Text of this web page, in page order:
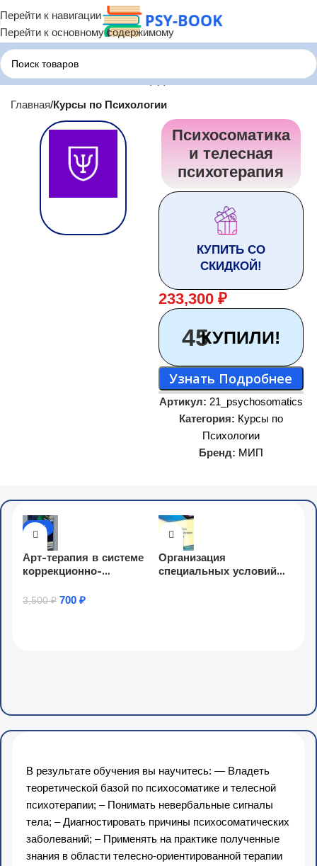
Перейти к навигации
Перейти к основному содержимому
Главная Курсы по Психологии
Психосоматика
и телесная
психотерапия
КУПИТЬ СО
СКИДКОЙ!
233,300 ₽
45КУПИЛИ!
Узнать Подробнее
Артикул: 21_psychosomatics
Категория: Курсы по
Психологии
Бренд: МИП
-80%
Арт-терапия в системе
коррекционно-
педагога-психолога (72
3,500₽ 700 ₽
Организация
специальных условий
группы риска (72 ч.)
В результате обучения вы научитесь: — Владеть
теоретической базой по психосоматике и телесной
психотерапии; – Понимать невербальные сигналы
тела; – Диагностировать причины психосоматических
заболеваний; – Применять на практике полученные
знания в области телесно-ориентированной терапии